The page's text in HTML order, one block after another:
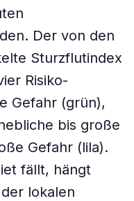
Der von den
Sturzflutindex
Risiko-
Gefahr (grün),
bis große
Gefahr (lila).
fällt, hängt
lokalen